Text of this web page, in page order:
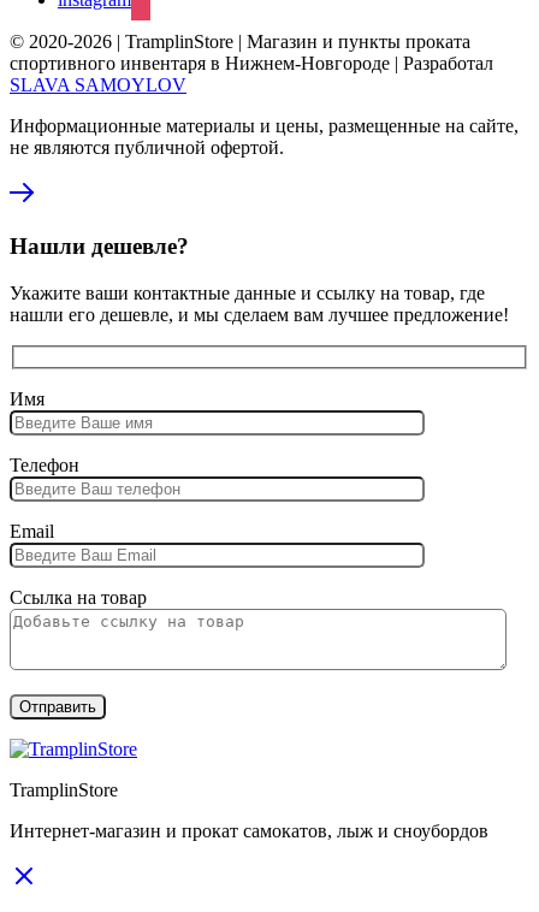
© 2020-2026 | TramplinStore | Магазин и пункты проката
спортивного инвентаря в Нижнем-Новгороде | Разработал
SLAVA SAMOYLOV
Информационные материалы и цены, размещенные на сайте,
не являются публичной офертой.
Нашли дешевле?
Укажите ваши контактные данные и ссылку на товар, где
нашли его дешевле, и мы сделаем вам лучшее предложение!
Имя
Телефон
Email
Ссылка на товар
TramplinStore
Интернет-магазин и прокат самокатов, лыж и сноубордов